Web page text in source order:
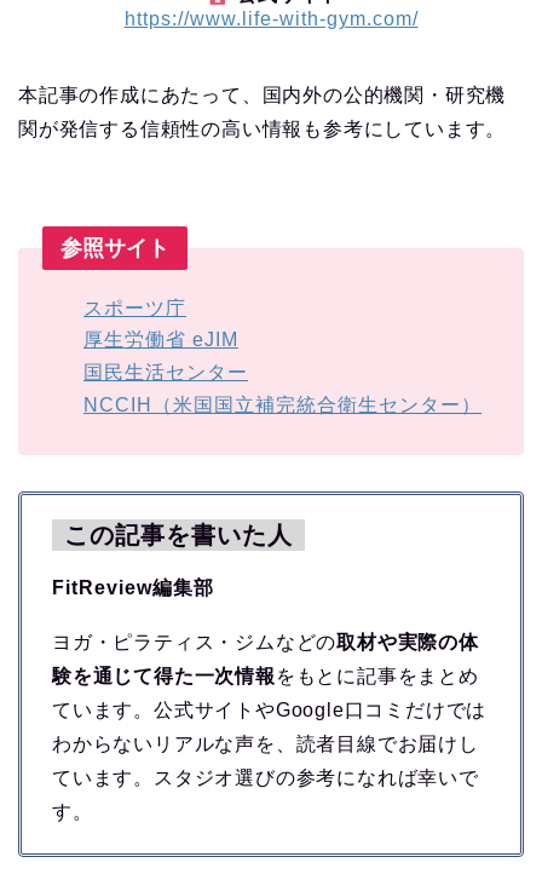
https://www.life-with-gym.com/
本記事の作成にあたって、国内外の公的機関・研究機
関が発信する信頼性の高い情報も参考にしています。
参照サイト
スポーツ庁
厚生労働省 eJIM
国民生活センター
NCCIH（米国国立補完統合衛生センター）
この記事を書いた人
FitReview編集部
ヨガ・ピラティス・ジムなどの取材や実際の体
験を通じて得た一次情報 をもとに記事をまとめ
ています。公式サイトやGoogle口コミだけでは
わからないリアルな声を、読者目線でお届けし
ています。スタジオ選びの参考になれば幸いで
す。